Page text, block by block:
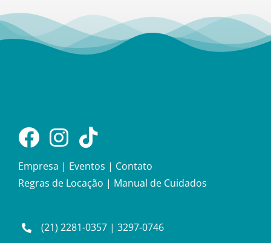
Empresa | Eventos | Contato
Regras de Locação | Manual de Cuidados
(21) 2281-0357 |3297-0746